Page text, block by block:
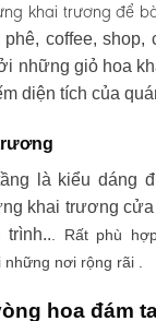
khai trương để
coffee, shop,
những giỏ hoa
diện tích của
là kiểu dáng
khai trương cửa
. Rất phù
nơi rộng rãi .
hoa đám